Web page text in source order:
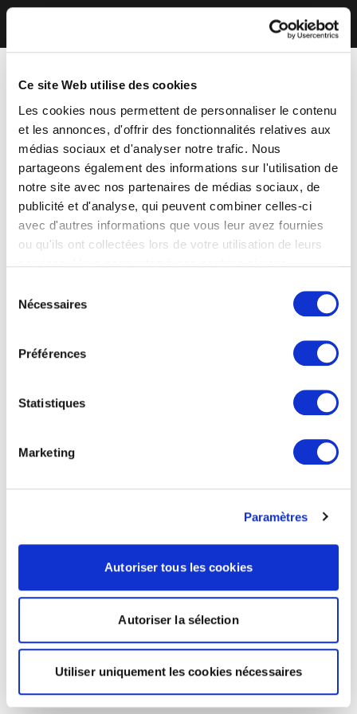
Ce site Web utilise des cookies
Les cookies nous permettent de personnaliser le contenu
et les annonces, d'offrir des fonctionnalités relatives aux
médias sociaux et d'analyser notre trafic. Nous
partageons également des informations sur l'utilisation de
notre site avec nos partenaires de médias sociaux, de
publicité et d'analyse, qui peuvent combiner celles-ci
avec d'autres informations que vous leur avez fournies
ou qu'ils ont collectées lors de votre utilisation de leurs
Nécessaires
Préférences
Statistiques
Marketing
Paramètres
Autoriser tous les cookies
Autoriser la sélection
Utiliser uniquement les cookies nécessaires